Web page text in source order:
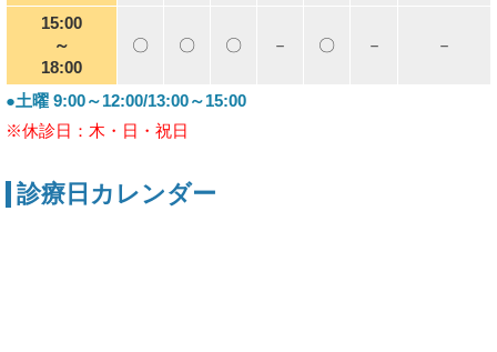
15:00
～
18:00
〇 〇 〇 － 〇 － －
●土曜 9:00～12:00/13:00～15:00
※休診日：木・日・祝日
診療日カレンダー